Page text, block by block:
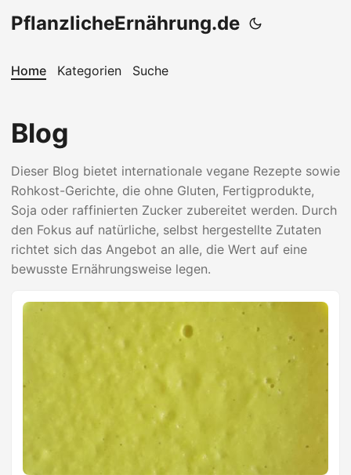
PflanzlicheErnährung.de
Home Kategorien Suche
Blog
Dieser Blog bietet internationale vegane Rezepte sowie
Rohkost-Gerichte, die ohne Gluten, Fertigprodukte,
Soja oder raffinierten Zucker zubereitet werden. Durch
den Fokus auf natürliche, selbst hergestellte Zutaten
richtet sich das Angebot an alle, die Wert auf eine
bewusste Ernährungsweise legen.